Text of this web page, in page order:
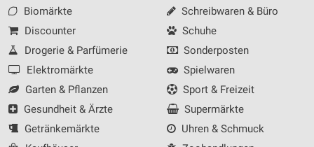
Biomärkte
Discounter
Drogerie & Parfümerie
Elektromärkte
Garten & Pflanzen
Gesundheit & Ärzte
Getränkemärkte
Schreibwaren & Büro
Schuhe
Sonderposten
Spielwaren
Sport & Freizeit
Supermärkte
Uhren & Schmuck